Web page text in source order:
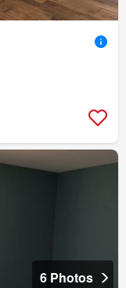
6 Photos